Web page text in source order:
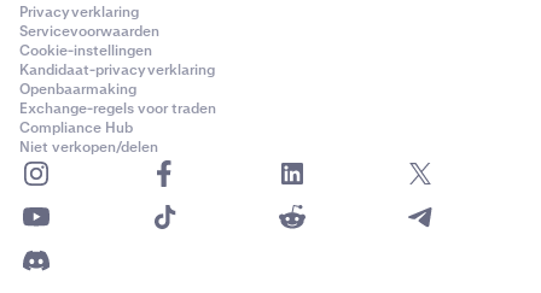
Privacyverklaring
Servicevoorwaarden
Cookie-instellingen
Kandidaat-privacyverklaring
Openbaarmaking
Exchange-regels voor traden
Compliance Hub
Niet verkopen/delen